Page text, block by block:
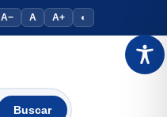
A− A A+ ◐
Buscar